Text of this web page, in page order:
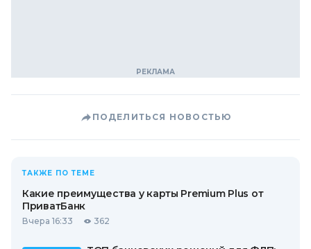
ПОДЕЛИТЬСЯ НОВОСТЬЮ
ТАКЖЕ ПО ТЕМЕ
Какие преимущества у карты Premium Plus от
ПриватБанк
Вчера 16:33 362